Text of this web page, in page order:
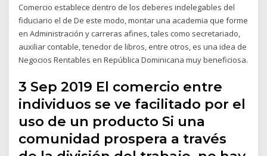
Comercio establece dentro de los deberes indelegables del
fiduciario el de De este modo, montar una academia que forme
en Administración y carreras afines, tales como secretariado,
auxiliar contable, tenedor de libros, entre otros, es una idea de
Negocios Rentables en República Dominicana muy beneficiosa.
3 Sep 2019 El comercio entre
individuos se ve facilitado por el
uso de un producto Si una
comunidad prospera a través